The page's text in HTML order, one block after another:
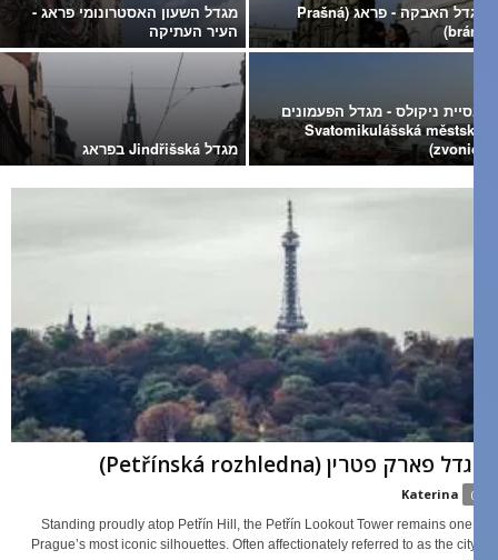
מגדל השעון האסטרונומי פראג -
העיר העתיקה
מגדל האבקה - פראג (Prašná
brána)
מגדל Jindřišská בפראג
כנסיית ניקולס - מגדל הפעמונים
(Svatomikulášská městská
zvonice)
מגדל פארק פטרין (Petřínská rozhledna)
Katerina
Standing proudly atop Petřín Hill, the Petřín Lookout Tower remains one of
Prague’s most iconic silhouettes. Often affectionately referred to as the city’s